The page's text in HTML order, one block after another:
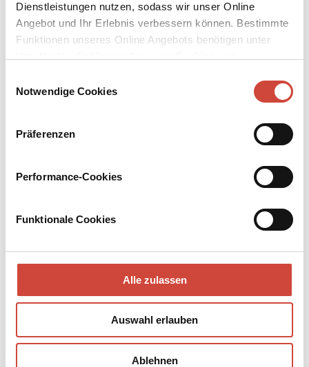
Dienstleistungen nutzen, sodass wir unser Online
Angebot und Ihr Erlebnis verbessern können. Bestimmte
Funktionen unseres Online Angebots benötigen unter
Notwendige Cookies
Präferenzen
Performance-Cookies
Funktionale Cookies
Alle zulassen
Auswahl erlauben
Ablehnen